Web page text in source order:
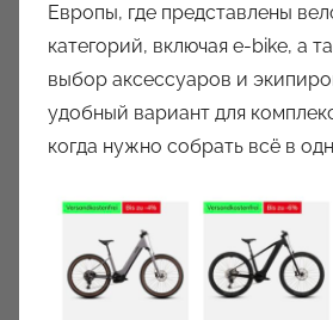
Европы, где представлены
категорий, включая e-bike, а
выбор аксессуаров и
удобный вариант для
когда нужно собрать всё в